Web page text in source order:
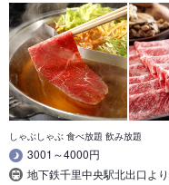
しゃぶしゃぶ 食べ放題 飲み放題
3001～4000円
地下鉄千里中央駅北出口よ